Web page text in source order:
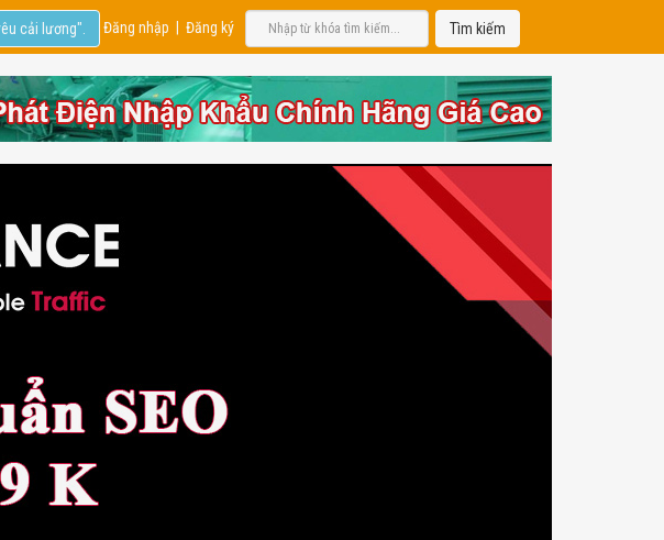
Đăng nhập Đăng ký
cải lương".